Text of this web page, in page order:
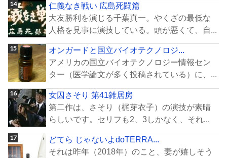
仁義なき戦い 広島死闘篇
大友勝利を演じる千葉真一。やくざの最低な
人格を見事に演技している。頭が悪くて、自...
オンガードと国立バイオテクノロジ...
アメリカの国立バイオテクノロジー情報セン
ター（医学論文が多く投稿されている）に、...
女囚さそり 第41雑居房
第二作は、さそり（梶芽衣子）の演技が素晴
らしいです。セリフも2、3しかなく、それ...
どてら じゃないよdoTERRA...
それは昨年（2018年）のこと、妻が嬉しそう